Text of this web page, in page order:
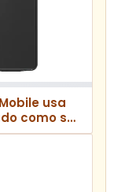
usa
como se